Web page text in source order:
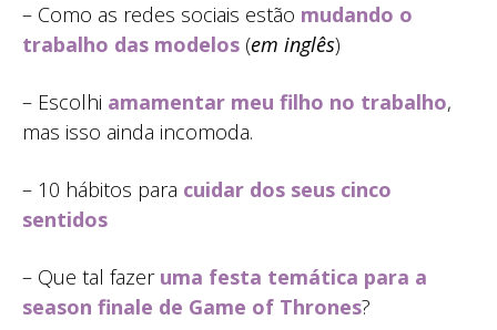
– Como as redes sociais estão mudando o
trabalho das modelos (em inglês)
– Escolhi amamentar meu filho no trabalho,
mas isso ainda incomoda.
– 10 hábitos para cuidar dos seus cinco
sentidos
– Que tal fazer uma festa temática para a
season finale de Game of Thrones?